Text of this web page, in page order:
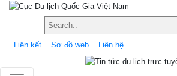
Liên kết Sơ đồ web Liên hệ